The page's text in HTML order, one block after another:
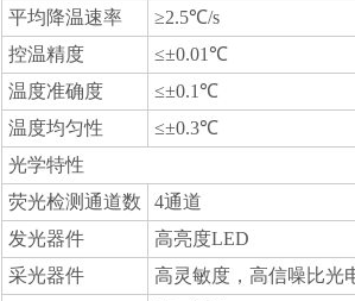
平均降温速率
≥2.5℃/s
控温精度
≤±0.01℃
温度准确度
≤±0.1℃
温度均匀性
≤±0.3℃
光学特性
荧光检测通道数
4通道
发光器件
高亮度LED
采光器件
高灵敏度，高信噪比光